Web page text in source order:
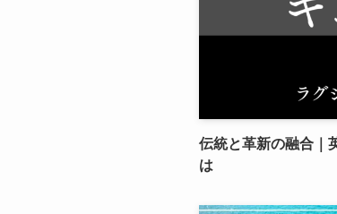
伝統と革新の融合｜
は